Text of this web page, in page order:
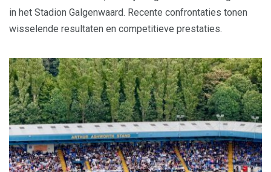
in het Stadion Galgenwaard. Recente confrontaties tonen
wisselende resultaten en competitieve prestaties.